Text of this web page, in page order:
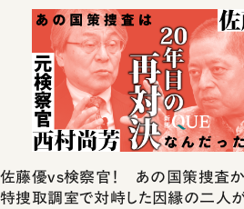
佐藤優vs検察官！ あの国策捜査か
特捜取調室で対峙した因縁の二人が